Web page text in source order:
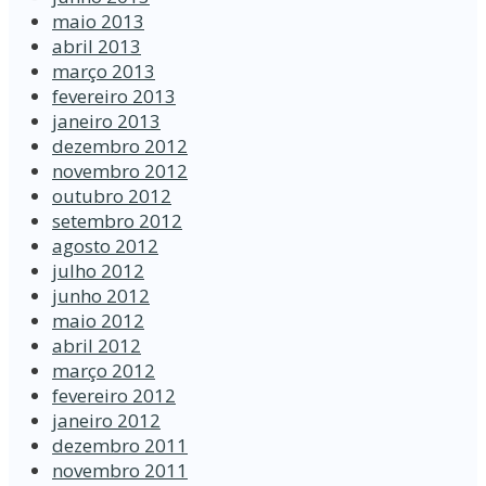
maio 2013
abril 2013
março 2013
fevereiro 2013
janeiro 2013
dezembro 2012
novembro 2012
outubro 2012
setembro 2012
agosto 2012
julho 2012
junho 2012
maio 2012
abril 2012
março 2012
fevereiro 2012
janeiro 2012
dezembro 2011
novembro 2011